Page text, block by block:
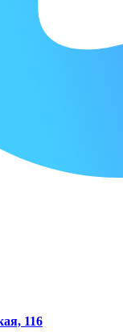
116